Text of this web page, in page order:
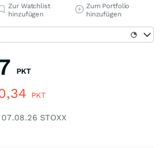
Zur Watchlist
hinzufügen
Zum Portfolio
hinzufügen
PKT
PKT
07.08.26 STOXX